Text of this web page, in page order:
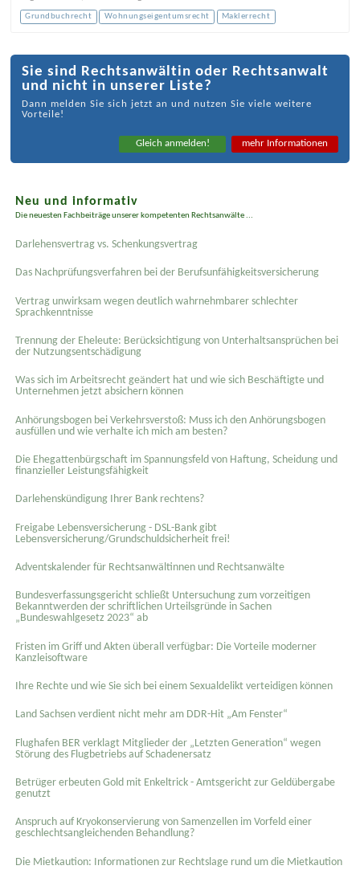
Grundbuchrecht Wohnungseigentumsrecht Maklerrecht
Sie sind Rechtsanwältin oder Rechtsanwalt
und nicht in unserer Liste?
Dann melden Sie sich jetzt an und nutzen Sie viele weitere
Vorteile!
Gleich anmelden! mehr Informationen
Neu und informativ
Die neuesten Fachbeiträge unserer kompetenten Rechtsanwälte ...
Darlehensvertrag vs. Schenkungsvertrag
Das Nachprüfungsverfahren bei der Berufsunfähigkeitsversicherung
Vertrag unwirksam wegen deutlich wahrnehmbarer schlechter
Sprachkenntnisse
Trennung der Eheleute: Berücksichtigung von Unterhaltsansprüchen bei
der Nutzungsentschädigung
Was sich im Arbeitsrecht geändert hat und wie sich Beschäftigte und
Unternehmen jetzt absichern können
Anhörungsbogen bei Verkehrsverstoß: Muss ich den Anhörungsbogen
ausfüllen und wie verhalte ich mich am besten?
Die Ehegattenbürgschaft im Spannungsfeld von Haftung, Scheidung und
finanzieller Leistungsfähigkeit
Darlehenskündigung Ihrer Bank rechtens?
Freigabe Lebensversicherung - DSL-Bank gibt
Lebensversicherung/Grundschuldsicherheit frei!
Adventskalender für Rechtsanwältinnen und Rechtsanwälte
Bundesverfassungsgericht schließt Untersuchung zum vorzeitigen
Bekanntwerden der schriftlichen Urteilsgründe in Sachen
„Bundeswahlgesetz 2023“ ab
Fristen im Griff und Akten überall verfügbar: Die Vorteile moderner
Kanzleisoftware
Ihre Rechte und wie Sie sich bei einem Sexual­delikt verteidigen können
Land Sachsen verdient nicht mehr am DDR-Hit „Am Fenster“
Flughafen BER verklagt Mitglieder der „Letzten Generation“ wegen
Störung des Flugbetriebs auf Schadenersatz
Betrüger erbeuten Gold mit Enkeltrick - Amtsgericht zur Geldübergabe
genutzt
Anspruch auf Kryokonservierung von Samenzellen im Vorfeld einer
geschlechtsangleichenden Behandlung?
Die Mietkaution: Informationen zur Rechtslage rund um die Mietkaution